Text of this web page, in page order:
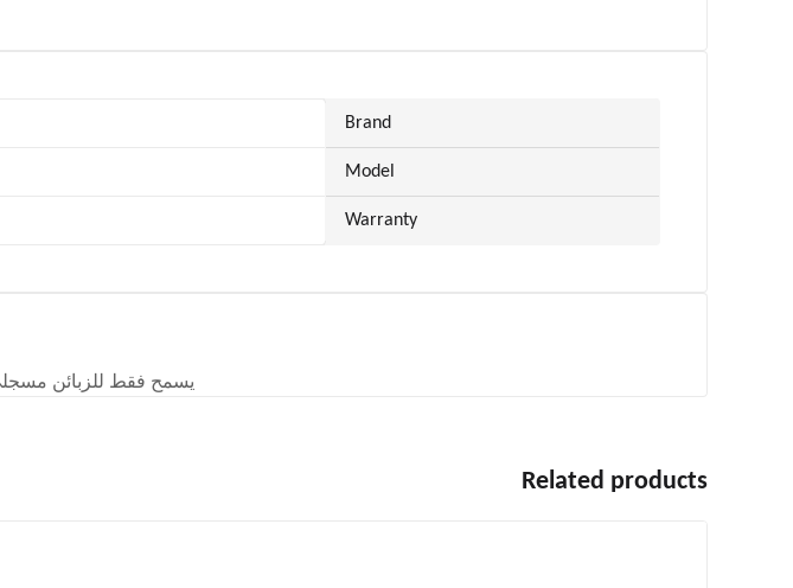
Brand
Model
Warranty
يسمح فقط للزبائن
Related products